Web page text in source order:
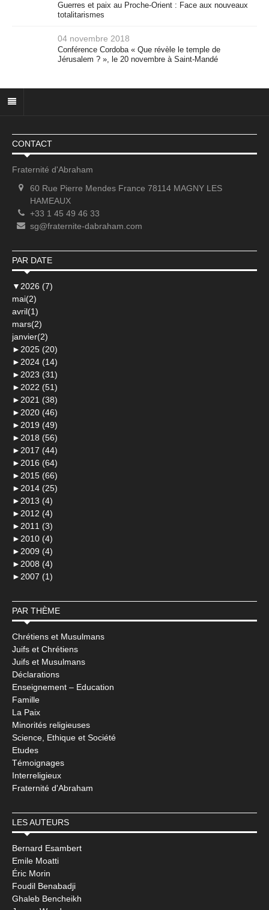
Guerres et paix au Proche-Orient : Face aux nouveaux
totalitarismes
04 novembre 2018
Conférence Cordoba « Que révèle le temple de
Jérusalem ? », le 20 novembre à Saint-Mandé
CONTACT
Fraternité d'Abraham
60 Rue Pierre Mendes France 78114 MAGNY LES
HAMEAUX
+33 1 45 49 46 33
sg@fraternite-dabraham.com
PAR DATE
▼2026 (7)
mai(2)
avril(1)
mars(2)
janvier(2)
►2025 (20)
►2024 (14)
►2023 (31)
►2022 (51)
►2021 (38)
►2020 (46)
►2019 (49)
►2018 (56)
►2017 (44)
►2016 (64)
►2015 (66)
►2014 (25)
►2013 (4)
►2012 (4)
►2011 (3)
►2010 (4)
►2009 (4)
►2008 (4)
►2007 (1)
PAR THÈME
Chrétiens et Musulmans
Juifs et Chrétiens
Juifs et Musulmans
Déclarations
Enseignement – Education
Famille
La Paix
Minorités religieuses
Science, Ethique et Société
Etudes
Témoignages
Interreligieux
Fraternité d'Abraham
LES AUTEURS
Bernard Esambert
Emile Moatti
Éric Morin
Foudil Benabadji
Ghaleb Bencheikh